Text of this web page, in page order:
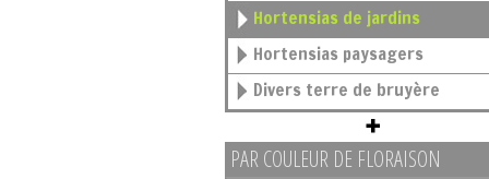
Hortensias de jardins
Hortensias paysagers
Divers terre de bruyère
PAR COULEUR DE FLORAISON